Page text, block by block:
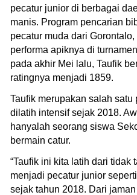
pecatur junior di berbagai
manis. Program pencarian
pecatur muda dari
performa apiknya di
pada akhir Mei lalu, Taufik
ratingnya menjadi 1859.
Taufik merupakan salah
dilatih intensif sejak 2018.
hanyalah seorang siswa
bermain catur.
“Taufik ini kita latih dari tidak
menjadi pecatur junior
sejak tahun 2018. Dari